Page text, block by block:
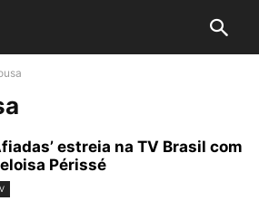
estreia na TV Brasil com
Périssé